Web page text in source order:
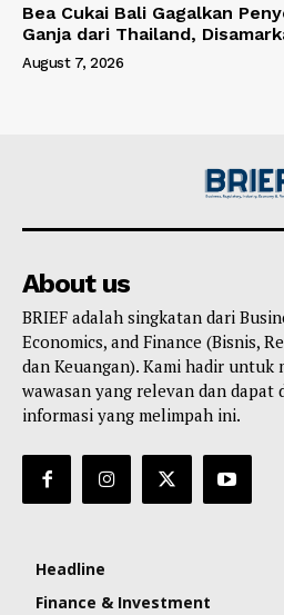
Bea Cukai Bali Gagalkan
Ganja dari Thailand,
August 7, 2026
About us
BRIEF adalah singkatan dari
Economics, and Finance (Bisnis,
dan Keuangan). Kami hadir untuk
wawasan yang relevan dan dapat
informasi yang melimpah ini.
Headline
Finance & Investment